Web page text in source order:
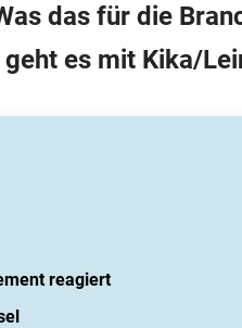
das für die
es mit Kika/
reagiert